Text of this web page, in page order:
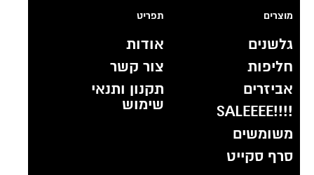
מוצרים
גלשנים
חליפות
אביזרים
!!!!SALEEEE
משומשים
סרף סקייט
תפריט
אודות
צור קשר
תקנון ותנאי
שימוש